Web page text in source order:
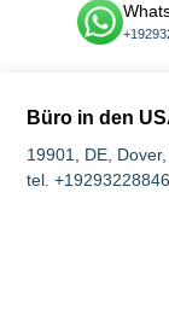
Büro in den
19901, DE,
tel. +19293228846